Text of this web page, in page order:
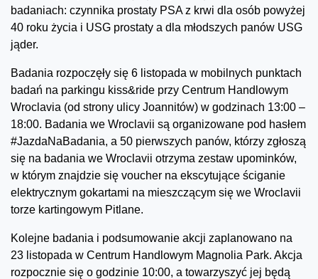
badaniach: czynnika prostaty PSA z krwi dla osób powyżej
40 roku życia i USG prostaty a dla młodszych panów USG
jąder.
Badania rozpoczęły się 6 listopada w mobilnych punktach
badań na parkingu kiss&ride przy Centrum Handlowym
Wroclavia (od strony ulicy Joannitów) w godzinach 13:00 –
18:00. Badania we Wroclavii są organizowane pod hasłem
#JazdaNaBadania, a 50 pierwszych panów, którzy zgłoszą
się na badania we Wroclavii otrzyma zestaw upominków,
w którym znajdzie się voucher na ekscytujące ściganie
elektrycznym gokartami na mieszczącym się we Wroclavii
torze kartingowym Pitlane.
Kolejne badania i podsumowanie akcji zaplanowano na
23 listopada w Centrum Handlowym Magnolia Park. Akcja
rozpocznie się o godzinie 10:00, a towarzyszyć jej będą